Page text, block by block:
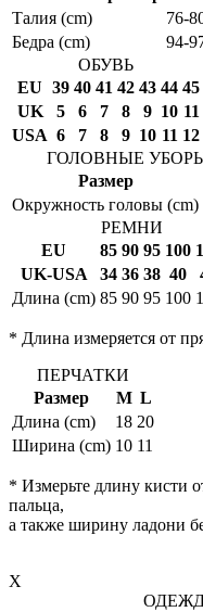
Талия (cm)
76-
Бедра (cm)
94-
ОБУВЬ
EU 39 40 41 42 43 44 45
UK
5 6 7 8 9 10 11
USA 6 7 8 9 10 11 12
ГОЛОВНЫЕ
Размер
Окружность головы (cm)
РЕМНИ
EU
85 90 95 100
UK-USA
34 36 38 40
Длина (cm) 85 90 95 100
* Длина измеряется от
ПЕРЧАТКИ
Размер
M L
Длина (cm)
18 20
Ширина (cm) 10 11
* Измерьте длину кисти
пальца,
а также ширину ладони
X